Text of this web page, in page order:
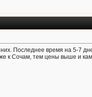
Последнее время на 5-7
к Сочам, тем цены выше и